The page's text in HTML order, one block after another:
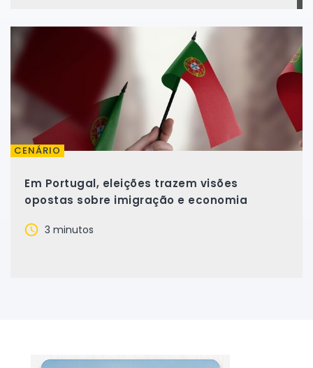
CENÁRIO
Em Portugal, eleições trazem visões
opostas sobre imigração e economia
3 minutos